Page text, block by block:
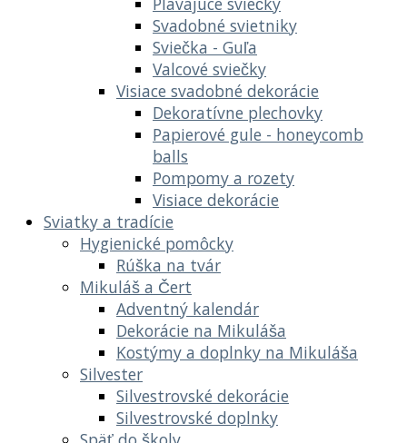
Svadobné svietniky
Sviečka - Guľa
Valcové sviečky
Visiace svadobné dekorácie
Dekoratívne plechovky
Papierové gule - honeycomb
balls
Pompomy a rozety
Visiace dekorácie
Sviatky a tradície
Hygienické pomôcky
Rúška na tvár
Mikuláš a Čert
Adventný kalendár
Dekorácie na Mikuláša
Kostýmy a doplnky na Mikuláša
Silvester
Silvestrovské dekorácie
Silvestrovské doplnky